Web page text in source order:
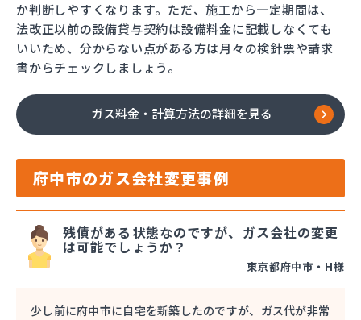
か判断しやすくなります。ただ、施工から一定期間は、
法改正以前の設備貸与契約は設備料金に記載しなくても
いいため、分からない点がある方は月々の検針票や請求
書からチェックしましょう。
ガス料金・計算方法の詳細を見る
府中市のガス会社変更事例
残債がある状態なのですが、ガス会社の変更
は可能でしょうか？
東京都府中市・H様
少し前に府中市に自宅を新築したのですが、ガス代が非常